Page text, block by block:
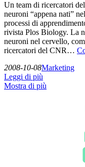
Un team di ricercatori
neuroni “appena nati”
processi di
rivista Plos Biology. La
neuroni nel cervello,
ricercatori del CNR…
2008-10-08Marketing
Leggi di più
Mostra di più